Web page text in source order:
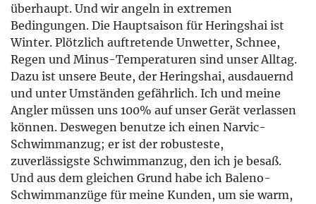
überhaupt. Und wir angeln in extremen
Bedingungen. Die Hauptsaison für Heringshai ist
Winter. Plötzlich auftretende Unwetter, Schnee,
Regen und Minus-Temperaturen sind unser Alltag.
Dazu ist unsere Beute, der Heringshai, ausdauernd
und unter Umständen gefährlich. Ich und meine
Angler müssen uns 100% auf unser Gerät verlassen
können. Deswegen benutze ich einen Narvic-
Schwimmanzug; er ist der robusteste,
zuverlässigste Schwimmanzug, den ich je besaß.
Und aus dem gleichen Grund habe ich Baleno-
Schwimmanzüge für meine Kunden, um sie warm,